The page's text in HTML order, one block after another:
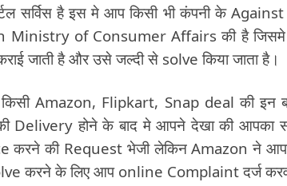
सर्विस है इस मे आप किसी भी कंपनी के
of Consumer Affairs की है जिसमे
जाती है और उसे जल्दी से solve किया जाता है।
Amazon, Flipkart, Snap deal की इन
Delivery होने के बाद मे आपने देखा की आपका
करने की Request भेजी लेकिन Amazon ने
करने के लिए आप online Complaint दर्ज